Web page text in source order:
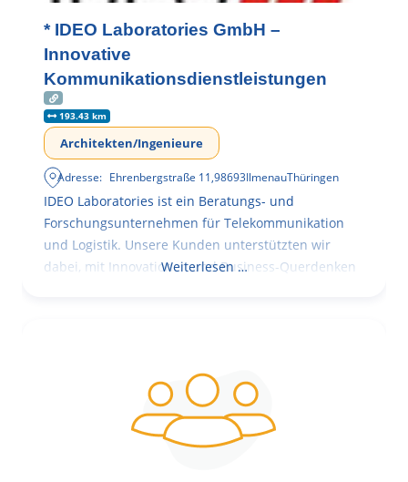
* IDEO Laboratories GmbH –
Innovative
Kommunikationsdienstleistungen
193.43 km
Architekten/Ingenieure
Adresse: Ehrenbergstraße 11,98693IlmenauThüringen
IDEO Laboratories ist ein Beratungs- und
Forschungsunternehmen für Telekommunikation
und Logistik. Unsere Kunden unterstützten wir
dabei, mit Innovationen und Business-Querdenken
Weiterlesen …